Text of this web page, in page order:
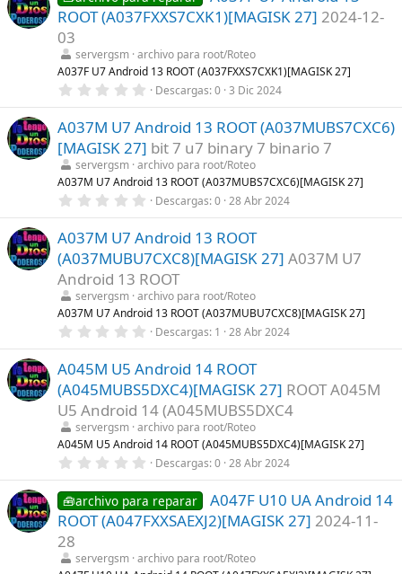
e
s
e
l
a
(
s
)
ROOT (A037FXXS7CXK1)[MAGISK 27] 2024-12-
03
servergsm archivo para root/Roteo
A037F U7 Android 13 ROOT (A037FXXS7CXK1)[MAGISK 27]
0
0
0
e
s
t
r
e
l
(
s
)
Descargas 0 3 Dic 2024
A037M U7 Android 13 ROOT (A037MUBS7CXC6)
[MAGISK 27] bit 7 u7 binary 7 binario 7
servergsm archivo para root/Roteo
A037M U7 Android 13 ROOT (A037MUBS7CXC6)[MAGISK 27]
0
0
0
e
s
t
r
e
l
a
(
s
)
Descargas 0 28 Abr 2024
A037M U7 Android 13 ROOT
(A037MUBU7CXC8)[MAGISK 27] A037M U7
Android 13 ROOT
servergsm archivo para root/Roteo
A037M U7 Android 13 ROOT (A037MUBU7CXC8)[MAGISK 27]
0
0
0
e
s
t
r
e
l
a
(
s
)
Descargas 1 28 Abr 2024
A045M U5 Android 14 ROOT
(A045MUBS5DXC4)[MAGISK 27] ROOT A045M
U5 Android 14 (A045MUBS5DXC4
servergsm archivo para root/Roteo
A045M U5 Android 14 ROOT (A045MUBS5DXC4)[MAGISK 27]
0
0
0
e
s
e
Descargas 0 28 Abr 2024
🧰archivo para reparar
A047F U10 UA Android 14
ROOT (A047FXXSAEXJ2)[MAGISK 27] 2024-11-
28
servergsm archivo para root/Roteo